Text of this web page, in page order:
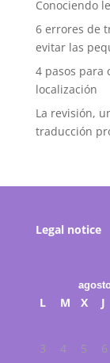
Conociendo
6 errores de
evitar las
4 pasos para
localización
La revisión,
traducción
Legal notice
L M X J
3
4 5 6